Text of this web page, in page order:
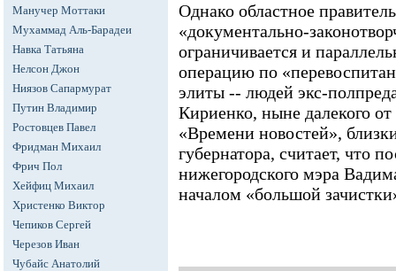
Манучер Моттаки
Мухаммад Аль-Барадеи
Навка Татьяна
Нелсон Джон
Ниязов Сапармурат
Путин Владимир
Ростовцев Павел
Фридман Михаил
Фрич Пол
Хейфиц Михаил
Христенко Виктор
Чепиков Сергей
Черезов Иван
Чубайс Анатолий
Однако областное
«документально-
ограничивается и
операцию по
элиты -- людей экс-
Кириенко, ныне далекого
«Времени новостей»,
губернатора, считает, что
нижегородского мэра
началом «большой